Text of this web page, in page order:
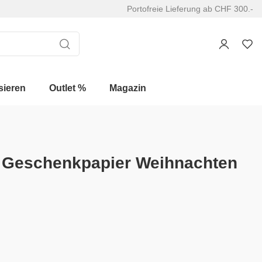
Portofreie Lieferung ab CHF 300.-
Outlet % Magazin
Weihnachten